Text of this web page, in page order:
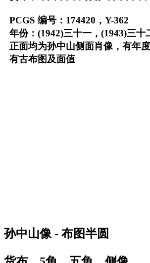
PCGS 编号：174420，Y-362
年份：(1942)三十一，(1943)三十
正面均为孙中山侧面肖像，有年
有古布图及面值
孙中山像 - 布图半圆